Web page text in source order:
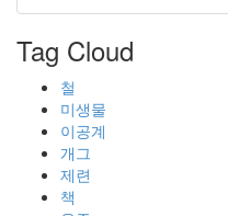
Tag Cloud
철
미생물
이공계
개그
제련
책